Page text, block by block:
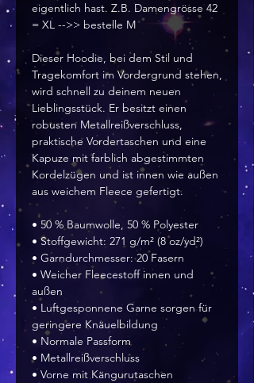
eigentlich hast. Z.B. Damengrösse 42
= XL -->> bestelle M
Dieser Hoodie, bei dem Stil und
Tragekomfort im Vordergrund stehen,
wird schnell zu deinem neuen
Lieblingsstück. Er besitzt einen
robusten Metallreißverschluss,
praktische Vordertaschen und eine
Kapuze mit farblich abgestimmten
Kordelzügen und ist innen wie außen
aus weichem Fleece gefertigt.
• 50 % Baumwolle, 50 % Polyester
• Stoffgewicht: 271 g/m² (8 oz/yd²)
• Garndurchmesser: 20 Fasern
• Weicher Fleecestoff innen und
außen
• Luftgesponnene Garne sorgen für
geringere Knäuelbildung
• Normale Passform
• Metallreißverschluss
• Vorne mit Kängurutaschen